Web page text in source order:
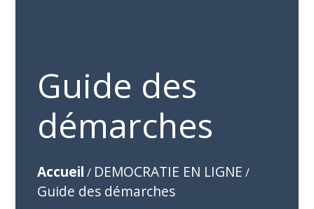
Guide des
démarches
Accueil / DEMOCRATIE EN LIGNE /
Guide des démarches